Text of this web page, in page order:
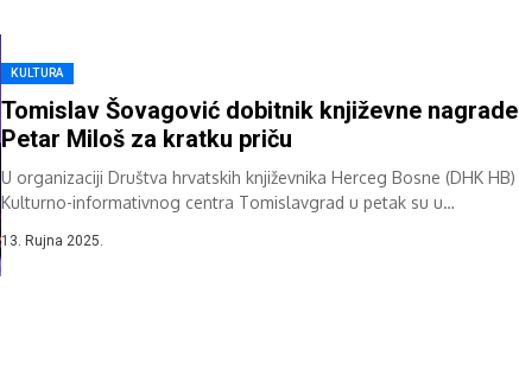
KULTURA
Tomislav Šovagović dobitnik književne nagrade
Petar Miloš za kratku priču
U organizaciji Društva hrvatskih književnika Herceg Bosne (DHK HB)
Kulturno-informativnog centra Tomislavgrad u petak su u
13. Rujna 2025.